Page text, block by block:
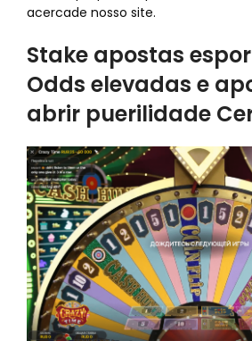
acercade nosso site.
Stake apostas
Odds elevadas e
abrir puerilidade